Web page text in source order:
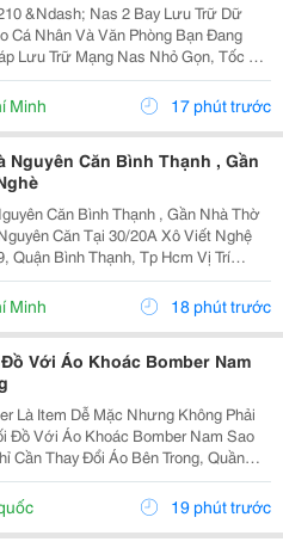
&Ndash; Nas 2 Bay Lưu Trữ Dữ
Nhân Và Văn Phòng Bạn Đang
Lưu Trữ Mạng Nas Nhỏ Gọn, Tốc Độ
Nhiều Tính Năng Sao Lưu?
Là Lựa Chọn Phù Hợp Cho Cá
Minh 17 phút trước
Nguyên Căn Bình Thạnh , Gần
Căn Bình Thạnh , Gần Nhà Thờ
Căn Tại 30/20A Xô Viết Nghệ
Quận Bình Thạnh, Tp Hcm Vị Trí
Cư Hiện Hữu, Di Chuyển Nhanh
* Diện Tích 57M&Sup2; ( Ngang 4M,...
Minh 18 phút trước
Với Áo Khoác Bomber Nam
Là Item Dễ Mặc Nhưng Không Phải
Đồ Với Áo Khoác Bomber Nam Sao
Cần Thay Đổi Áo Bên Trong, Quần
Có Thể Tạo Nên Nhiều Outfit Khác
Nhau Để Đi Làm, Dạo Phố Hay Gặp Gỡ Bạn Bè. Trong...
19 phút trước